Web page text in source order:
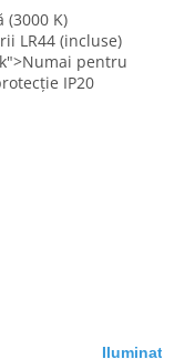
K)
LR44 (incluse)
pentru
IP20
Iluminat